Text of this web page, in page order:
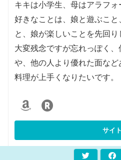
キキは小学生、母はアラフォ
好きなことは、娘と遊ぶこ
と、娘が楽しいことを先回り
大変残念ですが忘れっぽく
や、他の人より優れた面など
料理が上手くなりたいです。